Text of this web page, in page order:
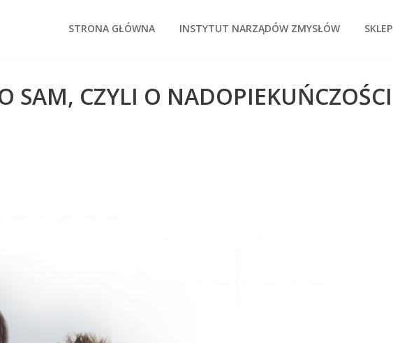
STRONA GŁÓWNA INSTYTUT NARZĄDÓW ZMYSŁÓW SKLEP
SAM, CZYLI O NADOPIEKUŃCZOŚCI